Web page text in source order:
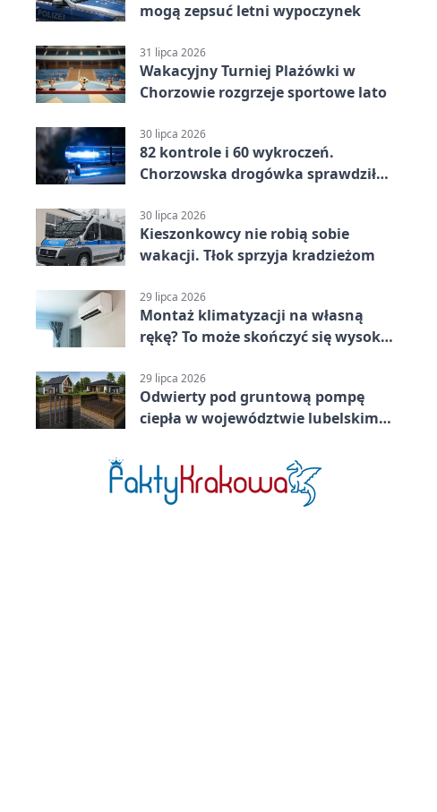
mogą zepsuć letni wypoczynek
31 lipca 2026
Wakacyjny Turniej Plażówki w
Chorzowie rozgrzeje sportowe lato
30 lipca 2026
82 kontrole i 60 wykroczeń.
Chorzowska drogówka sprawdziła
30 lipca 2026
Kieszonkowcy nie robią sobie
wakacji. Tłok sprzyja kradzieżom
29 lipca 2026
Montaż klimatyzacji na własną
rękę? To może skończyć się wysoką
29 lipca 2026
Odwierty pod gruntową pompę
ciepła w województwie lubelskim -